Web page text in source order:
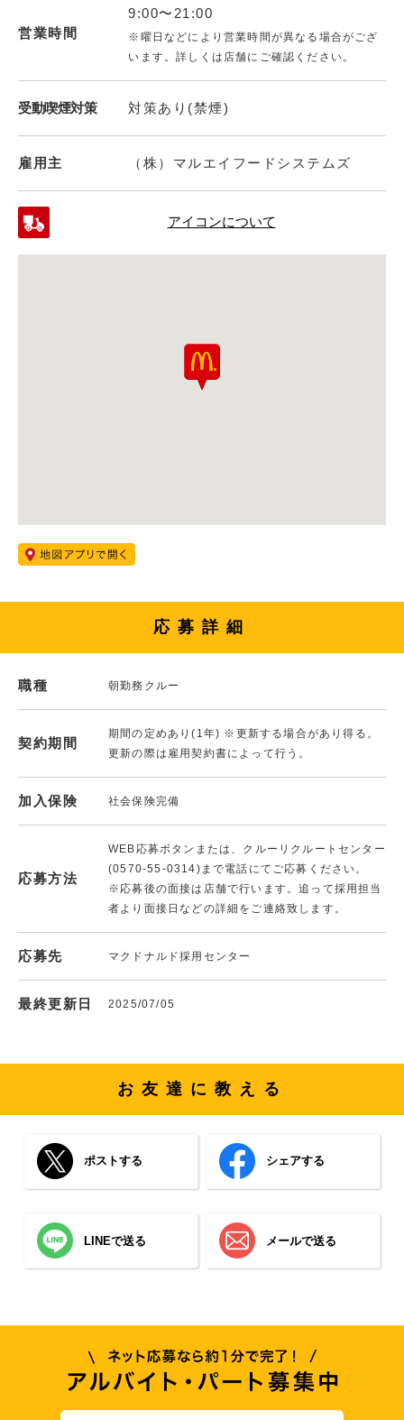
営業時間
9:00〜21:00
※曜日などにより営業時間が異なる場合がござ
います。詳しくは店舗にご確認ください。
受動喫煙対策 対策あり(禁煙)
雇用主 （株）マルエイフードシステムズ
アイコンについて
応募詳細
職種 朝勤務クルー
契約期間
期間の定めあり(1年) ※更新する場合があり得る。
更新の際は雇用契約書によって行う。
加入保険 社会保険完備
応募方法
WEB応募ボタンまたは、クルーリクルートセンター
(0570-55-0314)まで電話にてご応募ください。
※応募後の面接は店舗で行います。追って採用担当
者より面接日などの詳細をご連絡致します。
応募先 マクドナルド採用センター
最終更新日 2025/07/05
お友達に教える
ポストする シェアする
LINEで送る メールで送る